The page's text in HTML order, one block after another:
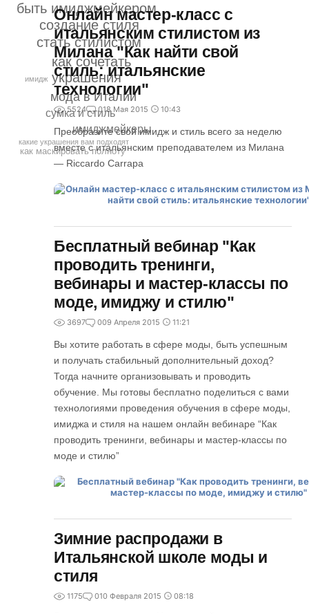
быть имиджмейкером
создание стиля
стать стилистом
как сочетать
украшения
мода в Италии
сумка и стиль
имиджмейкеры
как маскировать полноту
имидж
какие украшения вам подходят
Онлайн мастер-класс с
итальянским стилистом из
Милана "Как найти свой
стиль: итальянские
технологии"
5524 018 Мая 2015 10:43
Преобразите свой имидж и стиль всего за неделю
вместе с итальянским преподавателем из Милана
— Riccardo Carrapa
Бесплатный вебинар "Как
проводить тренинги,
вебинары и мастер-классы по
моде, имиджу и стилю"
3697 009 Апреля 2015 11:21
Вы хотите работать в сфере моды, быть успешным
и получать стабильный дополнительный доход?
Тогда начните организовывать и проводить
обучение. Мы готовы бесплатно поделиться с вами
технологиями проведения обучения в сфере моды,
имиджа и стиля на нашем онлайн вебинаре “Как
проводить тренинги, вебинары и мастер-классы по
моде и стилю”
Зимние распродажи в
Итальянской школе моды и
стиля
1175 010 Февраля 2015 08:18